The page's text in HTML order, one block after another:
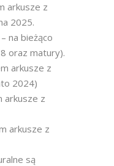
arkusze z
2025.
na bieżąco
oraz matury).
arkusze z
2024)
arkusze z
arkusze z
są